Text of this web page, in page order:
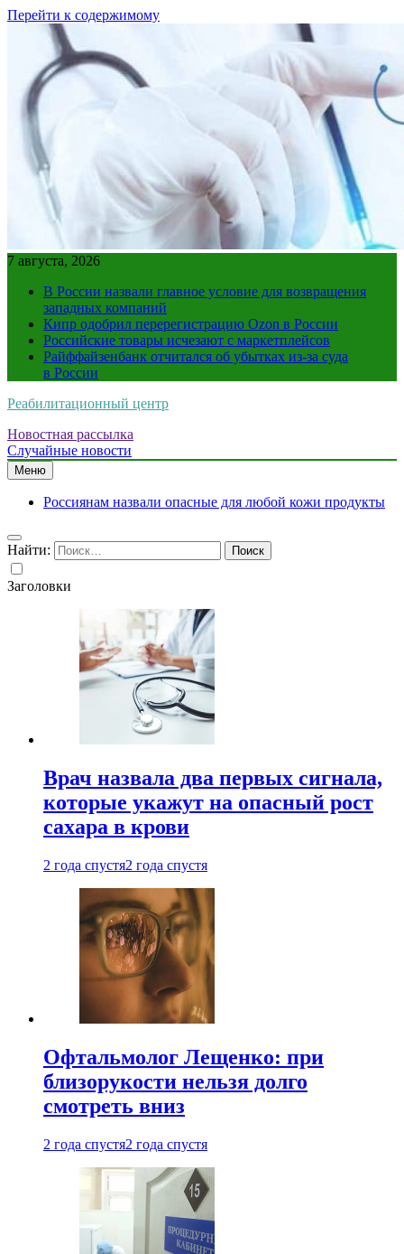
Перейти к содержимому
7 августа, 2026
В России назвали главное условие для возвращения
западных компаний
Кипр одобрил перерегистрацию Ozon в России
Российские товары исчезают с маркетплейсов
Райффайзенбанк отчитался об убытках из-за суда
в России
Реабилитационный центр
Новостная рассылка
Случайные новости
Меню
Россиянам назвали опасные для любой кожи продукты
Найти:
Заголовки
Врач назвала два первых сигнала,
которые укажут на опасный рост
сахара в крови
2 года спустя2 года спустя
Офтальмолог Лещенко: при
близорукости нельзя долго
смотреть вниз
2 года спустя2 года спустя